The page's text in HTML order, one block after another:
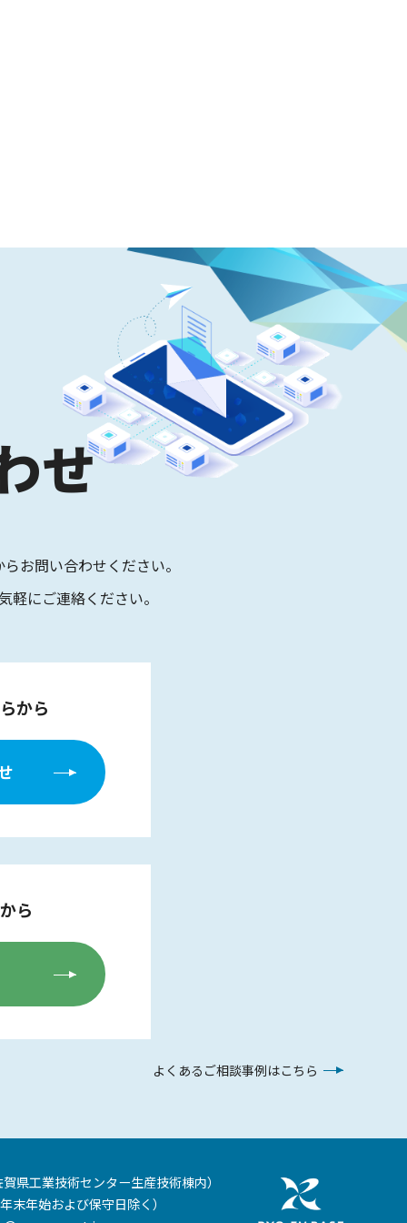
せ
らお問い合わせください。
軽にご連絡ください。
から
ら
よくあるご相談事例はこちら
賀県工業技術センター生産技術棟内）
末年始および保守日除く）